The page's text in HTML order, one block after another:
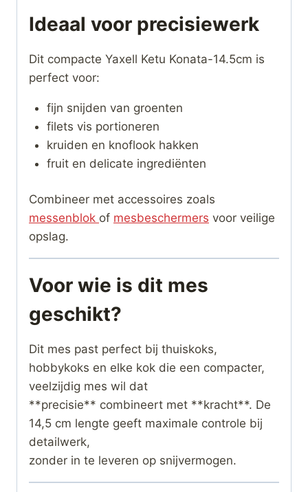
Ideaal voor precisiewerk
Dit compacte Yaxell Ketu Konata-14.5cm is
perfect voor:
fijn snijden van groenten
filets vis portioneren
kruiden en knoflook hakken
fruit en delicate ingrediënten
Combineer met accessoires zoals
messenblok of mesbeschermers voor veilige
opslag.
Voor wie is dit mes
geschikt?
Dit mes past perfect bij thuiskoks,
hobbykoks en elke kok die een compacter,
veelzijdig mes wil dat
**precisie** combineert met **kracht**. De
14,5 cm lengte geeft maximale controle bij
detailwerk,
zonder in te leveren op snijvermogen.